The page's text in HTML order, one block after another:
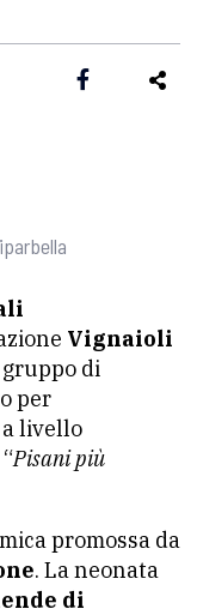
Vignaioli
gruppo di
per
livello
Pisani più
promossa da
. La neonata
di